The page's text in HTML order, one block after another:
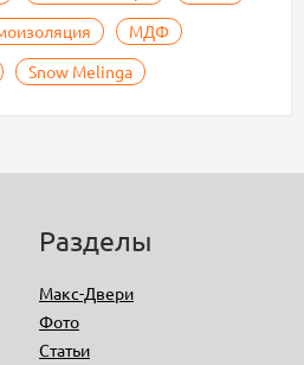
МДФ
Snow Melinga
Разделы
Макс-Двери
Фото
Статьи